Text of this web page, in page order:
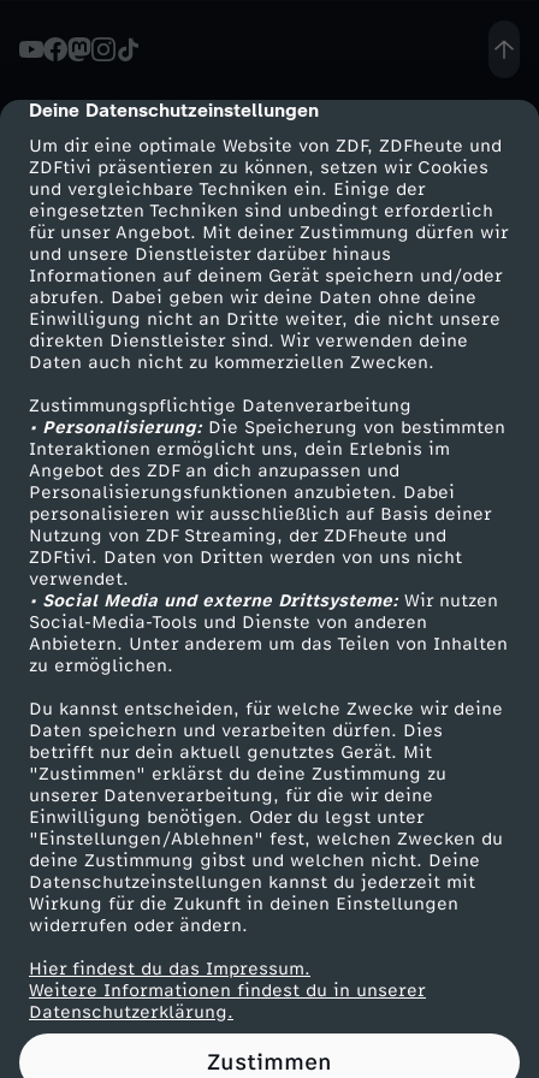
cmp-dialog-description
Deine Datenschutzeinstellungen
Um dir eine optimale Website von ZDF, ZDFheute und
ZDFtivi präsentieren zu können, setzen wir Cookies
und vergleichbare Techniken ein. Einige der
eingesetzten Techniken sind unbedingt erforderlich
für unser Angebot. Mit deiner Zustimmung dürfen wir
und unsere Dienstleister darüber hinaus
Informationen auf deinem Gerät speichern und/oder
abrufen. Dabei geben wir deine Daten ohne deine
Einwilligung nicht an Dritte weiter, die nicht unsere
direkten Dienstleister sind. Wir verwenden deine
Daten auch nicht zu kommerziellen Zwecken.
Zustimmungspflichtige Datenverarbeitung
• Personalisierung:Die Speicherung von bestimmten
Interaktionen ermöglicht uns, dein Erlebnis im
Angebot des ZDF an dich anzupassen und
Personalisierungsfunktionen anzubieten. Dabei
personalisieren wir ausschließlich auf Basis deiner
Nutzung von ZDF Streaming, der ZDFheute und
ZDFtivi. Daten von Dritten werden von uns nicht
verwendet.
• Social Media und externe Drittsysteme:Wir nutzen
Social-Media-Tools und Dienste von anderen
Anbietern. Unter anderem um das Teilen von Inhalten
zu ermöglichen.
Du kannst entscheiden, für welche Zwecke wir deine
Daten speichern und verarbeiten dürfen. Dies
betrifft nur dein aktuell genutztes Gerät. Mit
"Zustimmen" erklärst du deine Zustimmung zu
unserer Datenverarbeitung, für die wir deine
Einwilligung benötigen. Oder du legst unter
"Einstellungen/Ablehnen" fest, welchen Zwecken du
deine Zustimmung gibst und welchen nicht. Deine
Datenschutzeinstellungen kannst du jederzeit mit
Wirkung für die Zukunft in deinen Einstellungen
widerrufen oder ändern.
Hier findest du das Impressum.
Weitere Informationen findest du in unserer
Datenschutzerklärung.
Zustimmen
B
e
f
r
a
g
u
n
g
W
i
r
t
s
c
h
a
f
Mehr ZDF
ZDF-Apps
Smart TV
ZDFtext
Livestreams
Sendungen A-Z
TV-Programm
Service
ZDFmitreden
Kontakt zum ZDF
Tickets
Zuschauerservice
Hilfe
ZDF Unternehmen
Karriere
ZDF goes Schule
Werbefernsehen
Mainzelmännchen
Partner